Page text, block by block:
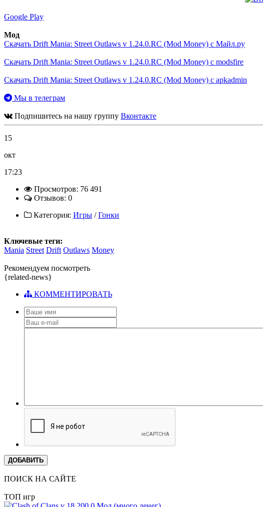
Google Play
Мод
Скачать Drift Mania: Street Outlaws v 1.24.0.RC (Mod Money) с Майл.ру
Скачать Drift Mania: Street Outlaws v 1.24.0.RC (Mod Money) с modsfire
Скачать Drift Mania: Street Outlaws v 1.24.0.RC (Mod Money) с apkadmin
Мы в телеграм
Подпишитесь на нашу группу Вконтакте
15
окт
17:23
Просмотров: 76 491
Отзывов: 0
Категория: Игры /Гонки
Ключевые теги:
Mania Street Drift Outlaws Money
Рекомендуем посмотреть
{related-news}
КОММЕНТИРОВАТЬ
ДОБАВИТЬ
ПОИСК НА САЙТЕ
ТОП игр